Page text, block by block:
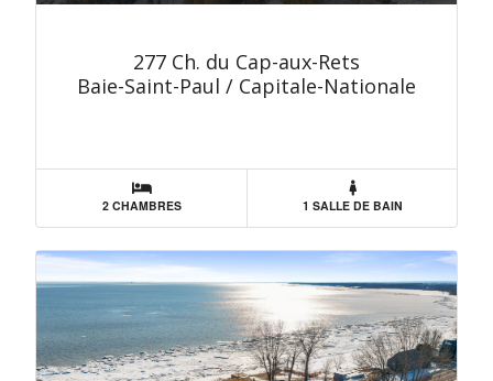
277 Ch. du Cap-aux-Rets
Baie-Saint-Paul / Capitale-Nationale
2 CHAMBRES 1 SALLE DE BAIN